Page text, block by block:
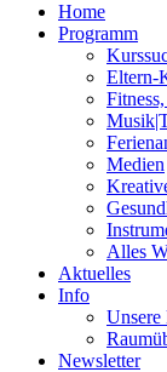
Home
Programm
Eltern-
Medien
Alles
Aktuelles
Info
Unsere
Newsletter